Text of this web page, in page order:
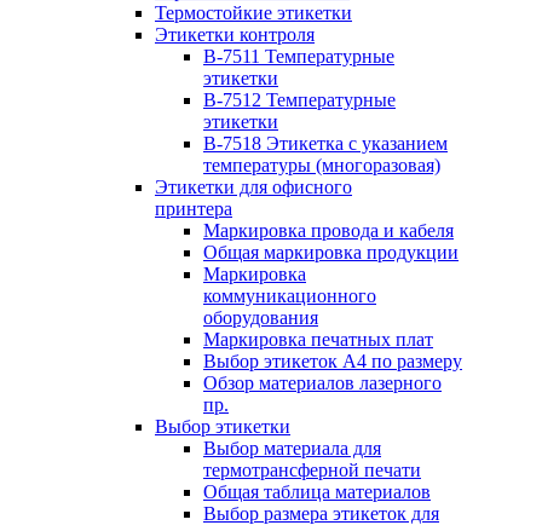
Термостойкие этикетки
Этикетки контроля
B-7511 Температурные
этикетки
B-7512 Температурные
этикетки
B-7518 Этикетка с указанием
температуры (многоразовая)
Этикетки для офисного
принтера
Маркировка провода и кабеля
Общая маркировка продукции
Маркировка
коммуникационного
оборудования
Маркировка печатных плат
Выбор этикеток А4 по размеру
Обзор материалов лазерного
пр.
Выбор этикетки
Выбор материала для
термотрансферной печати
Общая таблица материалов
Выбор размера этикеток для